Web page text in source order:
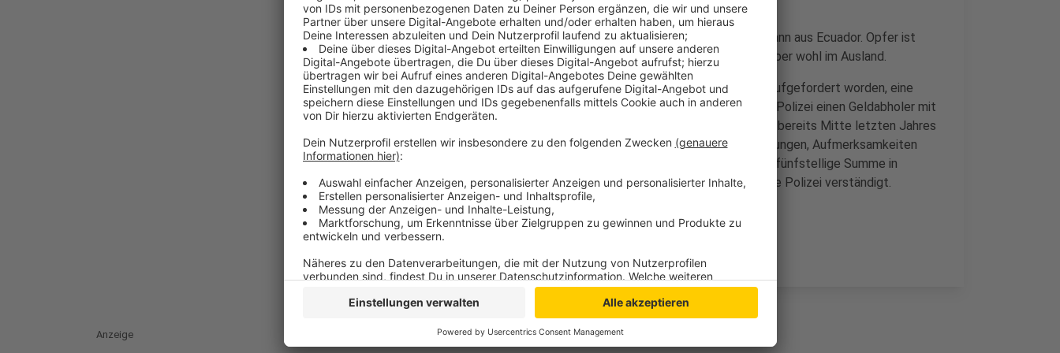
Bei dem Tatverdächtigen handelt es sich um einen 35-jährigen Mann aus Ecuador. Opfer ist
eine 59-jährige Frau aus Kalkar. Der eigentliche Haupttäter sitzt aber wohl im Ausland.
Von diesem unbekannten Drahtzieher war die 59-Jährige erneut aufgefordert worden, eine
Geldsumme in Xanten zu übergeben. Schon Ende April konnte die Polizei einen Geldabholer mit
einer fingierten Geldübernahme überführen. Der Haupttäter hatte bereits Mitte letzten Jahres
Kontakt zu der Frau aus Kalkar aufgenommen. Mit Geldversprechungen, Aufmerksamkeiten
und Liebesbekundungen erschwindelte sich der Unbekannte eine fünfstellige Summe in
mehreren Teilbeträgen. Angehörige des Opfers hatte daraufhin die Polizei verständigt.
Anzeige
Anzeige